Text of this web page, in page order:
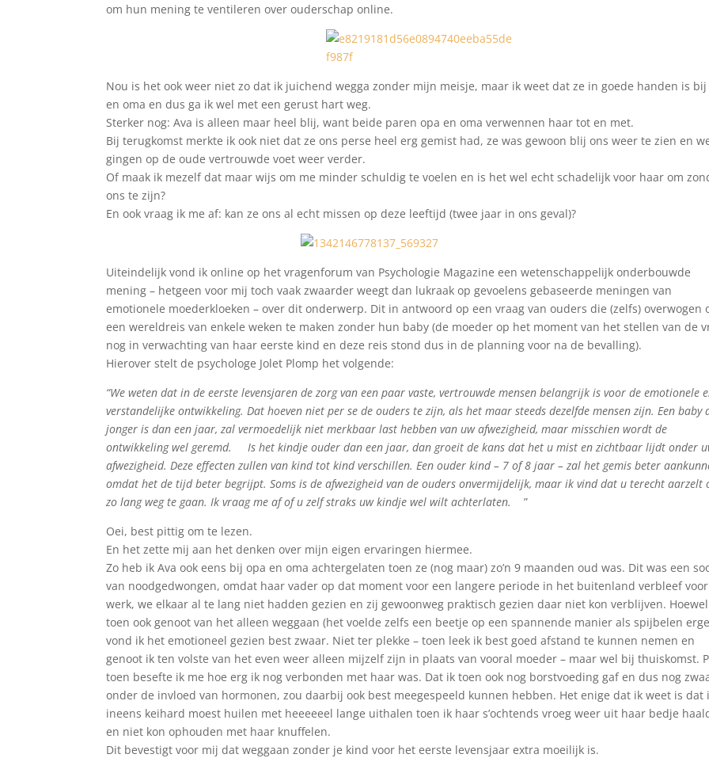
om hun mening te ventileren over ouderschap online.
Nou is het ook weer niet zo dat ik juichend wegga zonder mijn meisje, maar ik weet dat ze in goede handen is bij
en oma en dus ga ik wel met een gerust hart weg.
Sterker nog: Ava is alleen maar heel blij, want beide paren opa en oma verwennen haar tot en met.
Bij terugkomst merkte ik ook niet dat ze ons perse heel erg gemist had, ze was gewoon blij ons weer te zien en
gingen op de oude vertrouwde voet weer verder.
Of maak ik mezelf dat maar wijs om me minder schuldig te voelen en is het wel echt schadelijk voor haar om
ons te zijn?
En ook vraag ik me af: kan ze ons al echt missen op deze leeftijd (twee jaar in ons geval)?
Uiteindelijk vond ik online op het vragenforum van Psychologie Magazine een wetenschappelijk onderbouwde
mening – hetgeen voor mij toch vaak zwaarder weegt dan lukraak op gevoelens gebaseerde meningen van
emotionele moederkloeken – over dit onderwerp. Dit in antwoord op een vraag van ouders die (zelfs) overwogen
een wereldreis van enkele weken te maken zonder hun baby (de moeder op het moment van het stellen van de
nog in verwachting van haar eerste kind en deze reis stond dus in de planning voor na de bevalling).
Hierover stelt de psychologe Jolet Plomp het volgende:
“We weten dat in de eerste levensjaren de zorg van een paar vaste, vertrouwde mensen belangrijk is voor de emotionele
verstandelijke ontwikkeling. Dat hoeven niet per se de ouders te zijn, als het maar steeds dezelfde mensen zijn. Een baby
jonger is dan een jaar, zal vermoedelijk niet merkbaar last hebben van uw afwezigheid, maar misschien wordt de
ontwikkeling wel geremd. Is het kindje ouder dan een jaar, dan groeit de kans dat het u mist en zichtbaar lijdt onder
afwezigheid. Deze effecten zullen van kind tot kind verschillen. Een ouder kind – 7 of 8 jaar – zal het gemis beter
omdat het de tijd beter begrijpt. Soms is de afwezigheid van de ouders onvermijdelijk, maar ik vind dat u terecht aarzelt
zo lang weg te gaan. Ik vraag me af of u zelf straks uw kindje wel wilt achterlaten.”
Oei, best pittig om te lezen.
En het zette mij aan het denken over mijn eigen ervaringen hiermee.
Zo heb ik Ava ook eens bij opa en oma achtergelaten toen ze (nog maar) zo’n 9 maanden oud was. Dit was een
van noodgedwongen, omdat haar vader op dat moment voor een langere periode in het buitenland verbleef
werk, we elkaar al te lang niet hadden gezien en zij gewoonweg praktisch gezien daar niet kon verblijven.
toen ook genoot van het alleen weggaan (het voelde zelfs een beetje op een spannende manier als spijbelen
vond ik het emotioneel gezien best zwaar. Niet ter plekke – toen leek ik best goed afstand te kunnen nemen en
genoot ik ten volste van het even weer alleen mijzelf zijn in plaats van vooral moeder – maar wel bij thuiskomst.
toen besefte ik me hoe erg ik nog verbonden met haar was. Dat ik toen ook nog borstvoeding gaf en dus nog
onder de invloed van hormonen, zou daarbij ook best meegespeeld kunnen hebben. Het enige dat ik weet is dat
ineens keihard moest huilen met heeeeeel lange uithalen toen ik haar s’ochtends vroeg weer uit haar bedje
en niet kon ophouden met haar knuffelen.
Dit bevestigt voor mij dat weggaan zonder je kind voor het eerste levensjaar extra moeilijk is.